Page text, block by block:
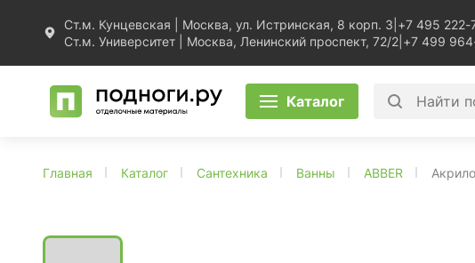
Ст.м. Кунцевская | Москва, ул. Истринская, 8 корп. 3 +7 495 222-
Ст.м. Университет | Москва, Ленинский проспект, 72/2 +7 499
Каталог
Главная Каталог Сантехника Ванны ABBER